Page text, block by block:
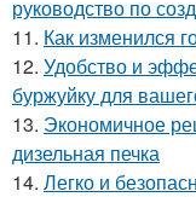
руководство по
11. Как изменился
12. Удобство и
буржуйку для
13. Экономичное
дизельная печка
14. Легко и